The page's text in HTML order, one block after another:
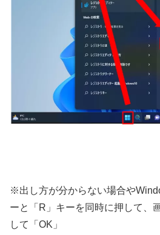
※出し方が分からない場合や
ーと「R」キーを同時に押して、
して「OK」